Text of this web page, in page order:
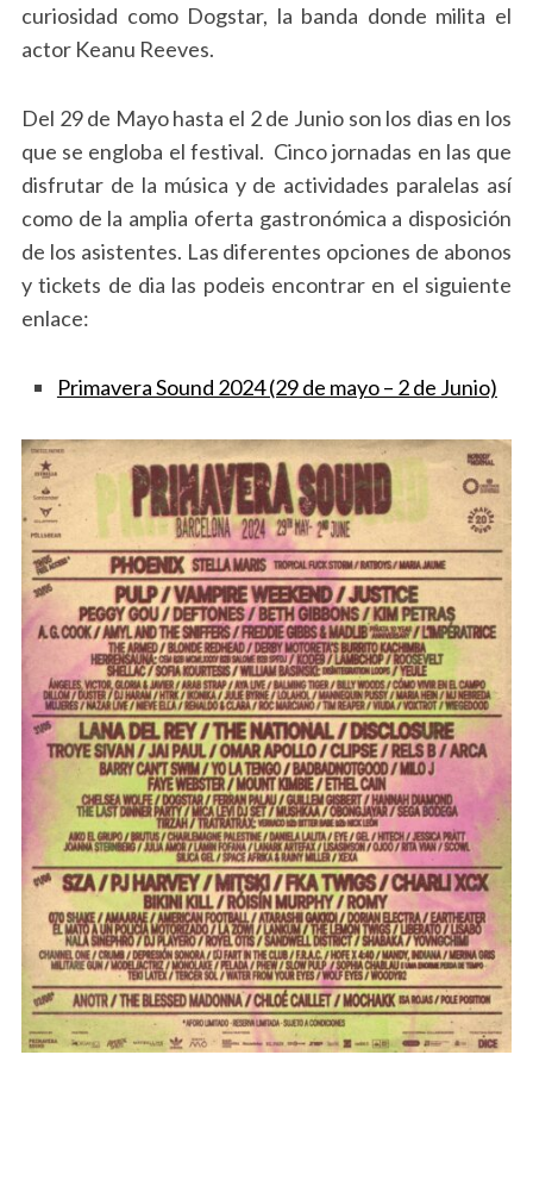
curiosidad como Dogstar, la banda donde milita el
actor Keanu Reeves.
Del 29 de Mayo hasta el 2 de Junio son los dias en los
que se engloba el festival. Cinco jornadas en las que
disfrutar de la música y de actividades paralelas así
como de la amplia oferta gastronómica a disposición
de los asistentes. Las diferentes opciones de abonos
y tickets de dia las podeis encontrar en el siguiente
enlace:
Primavera Sound 2024 (29 de mayo – 2 de Junio)